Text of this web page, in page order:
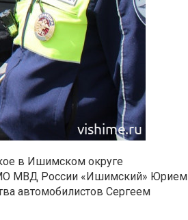
в Ишимском округе
МВД России «Ишимский» Юрием
автомобилистов Сергеем